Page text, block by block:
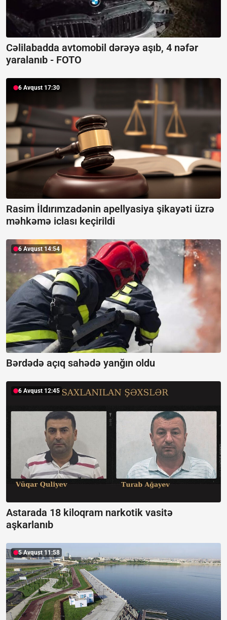
Cəlilabadda avtomobil dərəyə aşıb, 4 nəfər
yaralanıb - FOTO
6 Avqust 17:30
Rasim İldırımzadənin apellyasiya şikayəti üzrə
məhkəmə iclası keçirildi
6 Avqust 14:54
Bərdədə açıq sahədə yanğın oldu
6 Avqust 12:45
Astarada 18 kiloqram narkotik vasitə
aşkarlanıb
5 Avqust 11:58